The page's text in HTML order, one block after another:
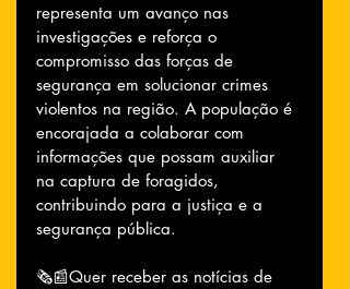
representa um avanço nas
investigações e reforça o
compromisso das forças de
segurança em solucionar crimes
violentos na região. A população é
encorajada a colaborar com
informações que possam auxiliar
na captura de foragidos,
contribuindo para a justiça e a
segurança pública.
🗞📰Quer receber as notícias de